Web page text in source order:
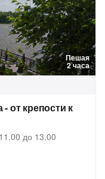
Пешая
2 часа
от крепости к
до 13.00